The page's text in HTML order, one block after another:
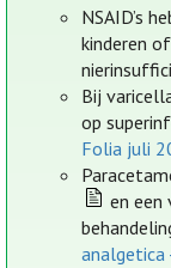
NSAID’s
kinderen
Bij
op
Folia juli
en een
analgetica